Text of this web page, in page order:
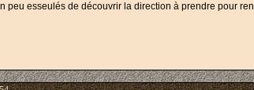
peu esseulés de découvrir la direction à prendre pour